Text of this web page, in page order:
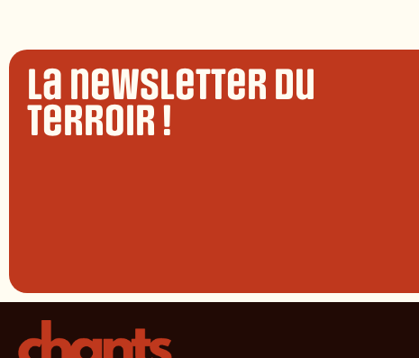
La newsletter du
terroir !